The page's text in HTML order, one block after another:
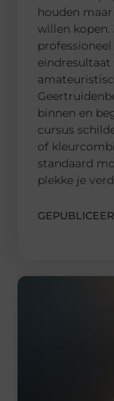
houden
willen
binnen en
cursus
of
standaard
plekke je